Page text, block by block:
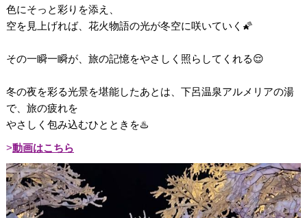
色にそっと彩りを添え、
空を見上げれば、花火物語の光が冬空に咲いていく🌠
その一瞬一瞬が、旅の記憶をやさしく照らしてくれる😌
冬の夜を彩る光景を堪能したあとは、下呂温泉アルメリアの湯
で、旅の疲れを
やさしく包み込むひとときを♨️
動画はこちら